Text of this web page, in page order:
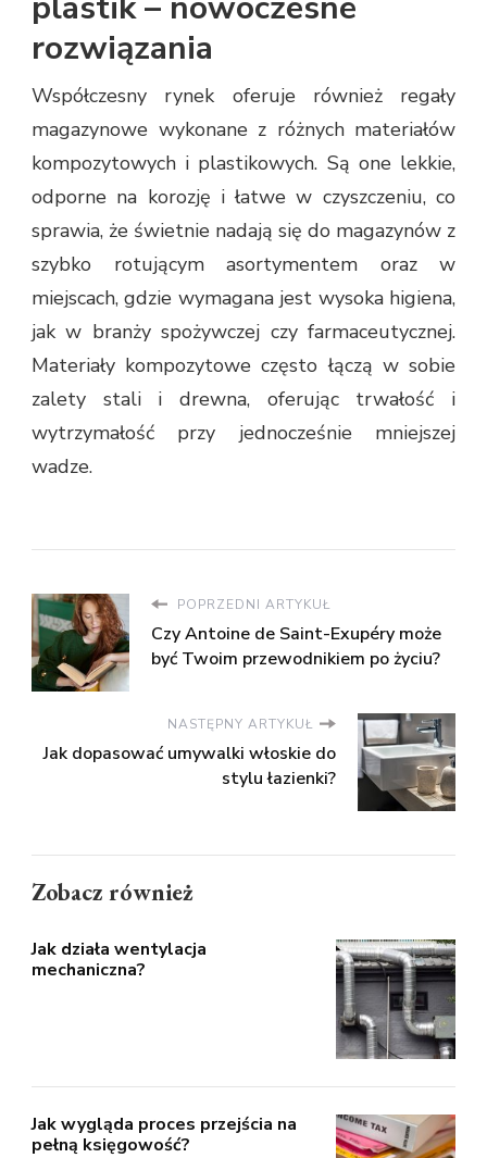
rozwiązania
Współczesny rynek oferuje również regały
magazynowe wykonane z różnych materiałów
kompozytowych i plastikowych. Są one lekkie,
odporne na korozję i łatwe w czyszczeniu, co
sprawia, że świetnie nadają się do magazynów z
szybko rotującym asortymentem oraz w
miejscach, gdzie wymagana jest wysoka higiena,
jak w branży spożywczej czy farmaceutycznej.
Materiały kompozytowe często łączą w sobie
zalety stali i drewna, oferując trwałość i
wytrzymałość przy jednocześnie mniejszej
wadze.
POPRZEDNI ARTYKUŁ
Czy Antoine de Saint-Exupéry może
być Twoim przewodnikiem po życiu?
NASTĘPNY ARTYKUŁ
Jak dopasować umywalki włoskie do
stylu łazienki?
Zobacz również
Jak działa wentylacja
mechaniczna?
Jak wygląda proces przejścia na
pełną księgowość?